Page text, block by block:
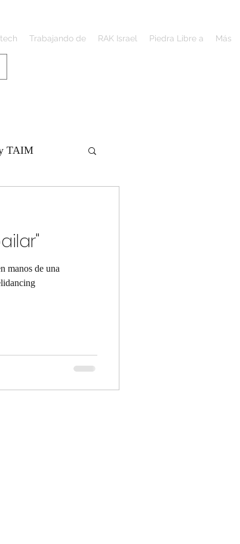
Trabajando de RAK Israel Piedra Libre a Más
TAIM
manos de una